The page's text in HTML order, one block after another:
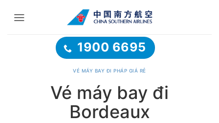
1900 6695
VÉ MÁY BAY ĐI PHÁP GIÁ RẺ
Vé máy bay đi
Bordeaux